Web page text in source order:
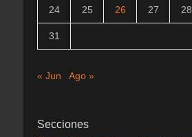
24 25 26 27 28
31
« Jun Ago »
Secciones